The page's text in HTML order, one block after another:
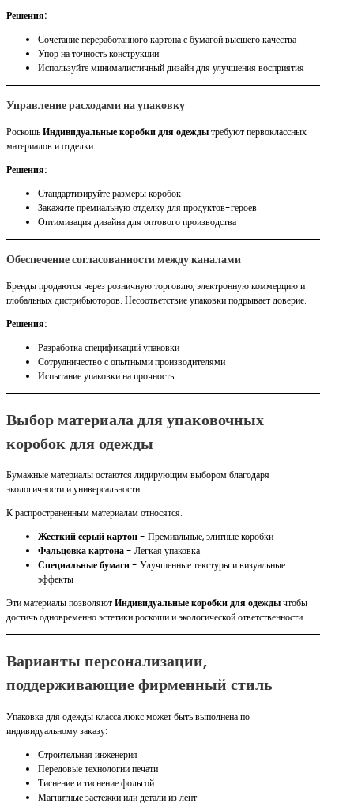
Решения:
Сочетание переработанного картона с бумагой высшего качества
Упор на точность конструкции
Используйте минималистичный дизайн для улучшения восприятия
Управление расходами на упаковку
РоскошьИндивидуальные коробки для одеждытребуют первоклассных
материалов и отделки.
Решения:
Стандартизируйте размеры коробок
Закажите премиальную отделку для продуктов-героев
Оптимизация дизайна для оптового производства
Обеспечение согласованности между каналами
Бренды продаются через розничную торговлю, электронную коммерцию и
глобальных дистрибьюторов. Несоответствие упаковки подрывает доверие.
Решения:
Разработка спецификаций упаковки
Сотрудничество с опытными производителями
Испытание упаковки на прочность
Выбор материала для упаковочных
коробок для одежды
Бумажные материалы остаются лидирующим выбором благодаря
экологичности и универсальности.
К распространенным материалам относятся:
Жесткий серый картон- Премиальные, элитные коробки
Фальцовка картона- Легкая упаковка
Специальные бумаги- Улучшенные текстуры и визуальные
эффекты
Эти материалы позволяютИндивидуальные коробки для одеждычтобы
достичь одновременно эстетики роскоши и экологической ответственности.
Варианты персонализации,
поддерживающие фирменный стиль
Упаковка для одежды класса люкс может быть выполнена по
индивидуальному заказу:
Строительная инженерия
Передовые технологии печати
Тиснение и тиснение фольгой
Магнитные застежки или детали из лент